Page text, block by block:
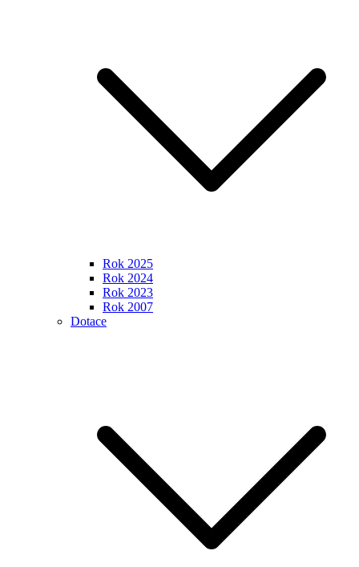
Rok 2025
Rok 2024
Rok 2023
Rok 2007
Dotace